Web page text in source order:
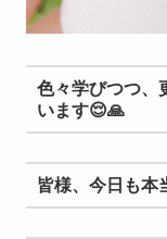
色々学びつつ、
います😌🙏
皆様、今日も本